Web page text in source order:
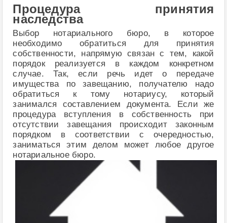
Процедура принятия
наследства
Выбор нотариального бюро, в которое
необходимо обратиться для принятия
собственности, напрямую связан с тем, какой
порядок реализуется в каждом конкретном
случае. Так, если речь идет о передаче
имущества по завещанию, получателю надо
обратиться к тому нотариусу, который
занимался составлением документа. Если же
процедура вступления в собственность при
отсутствии завещания происходит законным
порядком в соответствии с очередностью,
заниматься этим делом может любое другое
нотариальное бюро.